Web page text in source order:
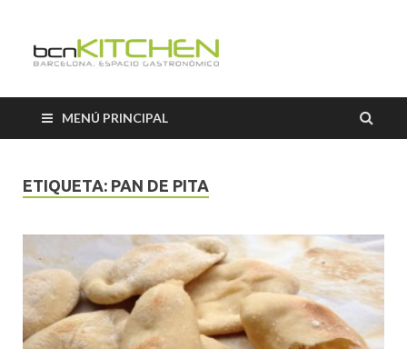
MENÚ PRINCIPAL
ETIQUETA: PAN DE PITA